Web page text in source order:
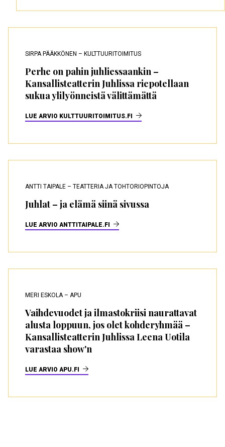
SIRPA PÄÄKKÖNEN – KULTTUURITOIMITUS
Perhe on pahin juhliessaankin –
Kansallisteatterin Juhlissa riepotellaan
sukua ylilyönneistä välittämättä
LUE ARVIO KULTTUURITOIMITUS.FI
ANTTI TAIPALE – TEATTERIA JA TOHTORIOPINTOJA
Juhlat – ja elämä siinä sivussa
LUE ARVIO ANTTITAIPALE.FI
MERI ESKOLA – APU
Vaihdevuodet ja ilmastokriisi naurattavat
alusta loppuun, jos olet kohderyhmää –
Kansallisteatterin Juhlissa Leena Uotila
varastaa show'n
LUE ARVIO APU.FI